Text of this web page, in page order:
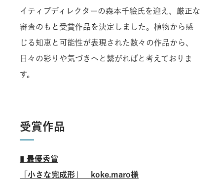
イティブディレクターの森本千絵氏を迎え、厳正な
審査のもと受賞作品を決定しました。植物から感
じる知恵と可能性が表現された数々の作品から、
日々の彩りや気づきへと繋がればと考えておりま
す。
受賞作品
▮最優秀賞
「小さな完成形」 koke.maro様